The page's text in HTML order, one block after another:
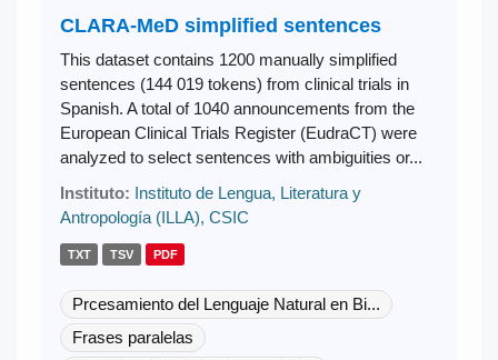
CLARA-MeD simplified sentences
This dataset contains 1200 manually simplified
sentences (144 019 tokens) from clinical trials in
Spanish. A total of 1040 announcements from the
European Clinical Trials Register (EudraCT) were
analyzed to select sentences with ambiguities or...
Instituto: Instituto de Lengua, Literatura y
Antropología (ILLA), CSIC
TXT TSV PDF
Prcesamiento del Lenguaje Natural en Bi...
Frases paralelas